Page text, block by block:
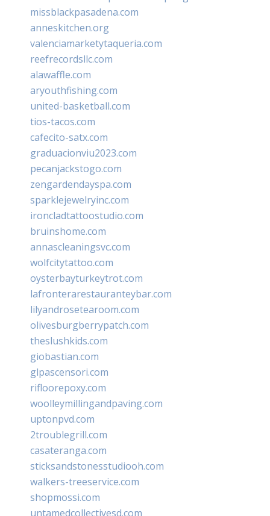
missblackpasadena.com
anneskitchen.org
valenciamarketytaqueria.com
reefrecordsllc.com
alawaffle.com
aryouthfishing.com
united-basketball.com
tios-tacos.com
cafecito-satx.com
graduacionviu2023.com
pecanjackstogo.com
zengardendayspa.com
sparklejewelryinc.com
ironcladtattoostudio.com
bruinshome.com
annascleaningsvc.com
wolfcitytattoo.com
oysterbayturkeytrot.com
lafronterarestauranteybar.com
lilyandrosetearoom.com
olivesburgberrypatch.com
theslushkids.com
giobastian.com
glpascensori.com
rifloorepoxy.com
woolleymillingandpaving.com
uptonpvd.com
2troublegrill.com
casateranga.com
sticksandstonesstudiooh.com
walkers-treeservice.com
shopmossi.com
untamedcollectivesd.com